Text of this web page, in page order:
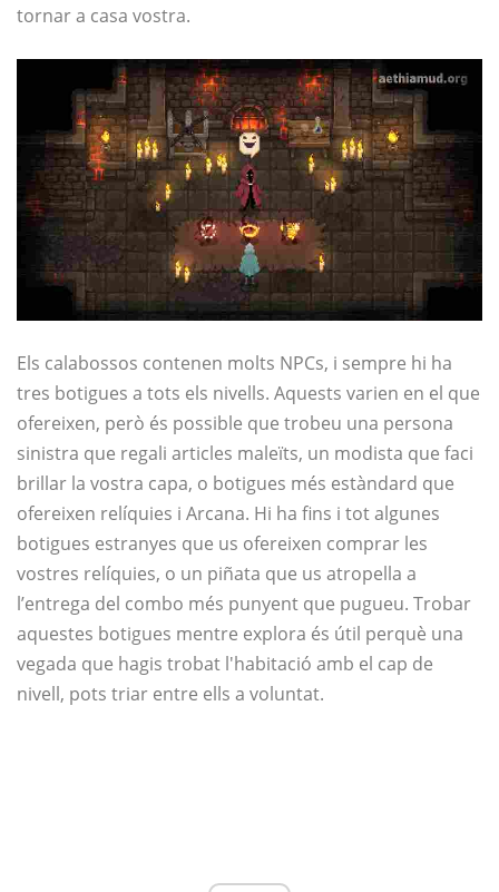
tornar a casa vostra.
Els calabossos contenen molts NPCs, i sempre hi ha
tres botigues a tots els nivells. Aquests varien en el que
ofereixen, però és possible que trobeu una persona
sinistra que regali articles maleïts, un modista que faci
brillar la vostra capa, o botigues més estàndard que
ofereixen relíquies i Arcana. Hi ha fins i tot algunes
botigues estranyes que us ofereixen comprar les
vostres relíquies, o un piñata que us atropella a
l’entrega del combo més punyent que pugueu. Trobar
aquestes botigues mentre explora és útil perquè una
vegada que hagis trobat l'habitació amb el cap de
nivell, pots triar entre ells a voluntat.